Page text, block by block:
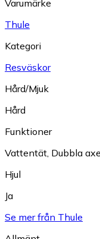
Varumärke
Thule
Kategori
Resväskor
Hård/Mjuk
Hård
Funktioner
Vattentät Dubbla
Hjul
Ja
Se mer från Thule